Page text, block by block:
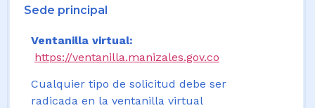
Sede principal
Ventanilla virtual:
https://ventanilla.manizales.gov.co
Cualquier tipo de solicitud debe ser
radicada en la ventanilla virtual